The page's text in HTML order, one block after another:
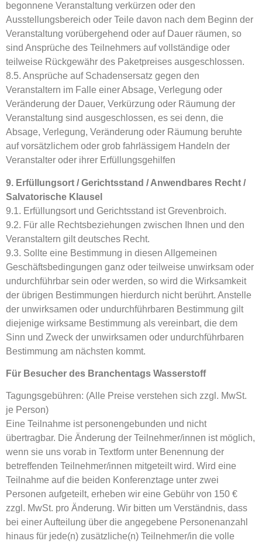
begonnene Veranstaltung verkürzen oder den
Ausstellungsbereich oder Teile davon nach dem Beginn der
Veranstaltung vorübergehend oder auf Dauer räumen, so
sind Ansprüche des Teilnehmers auf vollständige oder
teilweise Rückgewähr des Paketpreises ausgeschlossen.
8.5. Ansprüche auf Schadensersatz gegen den
Veranstaltern im Falle einer Absage, Verlegung oder
Veränderung der Dauer, Verkürzung oder Räumung der
Veranstaltung sind ausgeschlossen, es sei denn, die
Absage, Verlegung, Veränderung oder Räumung beruhte
auf vorsätzlichem oder grob fahrlässigem Handeln der
Veranstalter oder ihrer Erfüllungsgehilfen
9. Erfüllungsort / Gerichtsstand / Anwendbares Recht /
Salvatorische Klausel
9.1. Erfüllungsort und Gerichtsstand ist Grevenbroich.
9.2. Für alle Rechtsbeziehungen zwischen Ihnen und den
Veranstaltern gilt deutsches Recht.
9.3. Sollte eine Bestimmung in diesen Allgemeinen
Geschäftsbedingungen ganz oder teilweise unwirksam oder
undurchführbar sein oder werden, so wird die Wirksamkeit
der übrigen Bestimmungen hierdurch nicht berührt. Anstelle
der unwirksamen oder undurchführbaren Bestimmung gilt
diejenige wirksame Bestimmung als vereinbart, die dem
Sinn und Zweck der unwirksamen oder undurchführbaren
Bestimmung am nächsten kommt.
Für Besucher des Branchentags Wasserstoff
Tagungsgebühren: (Alle Preise verstehen sich zzgl. MwSt.
je Person)
Eine Teilnahme ist personengebunden und nicht
übertragbar. Die Änderung der Teilnehmer/innen ist möglich,
wenn sie uns vorab in Textform unter Benennung der
betreffenden Teilnehmer/innen mitgeteilt wird. Wird eine
Teilnahme auf die beiden Konferenztage unter zwei
Personen aufgeteilt, erheben wir eine Gebühr von 150 €
zzgl. MwSt. pro Änderung. Wir bitten um Verständnis, dass
bei einer Aufteilung über die angegebene Personenanzahl
hinaus für jede(n) zusätzliche(n) Teilnehmer/in die volle